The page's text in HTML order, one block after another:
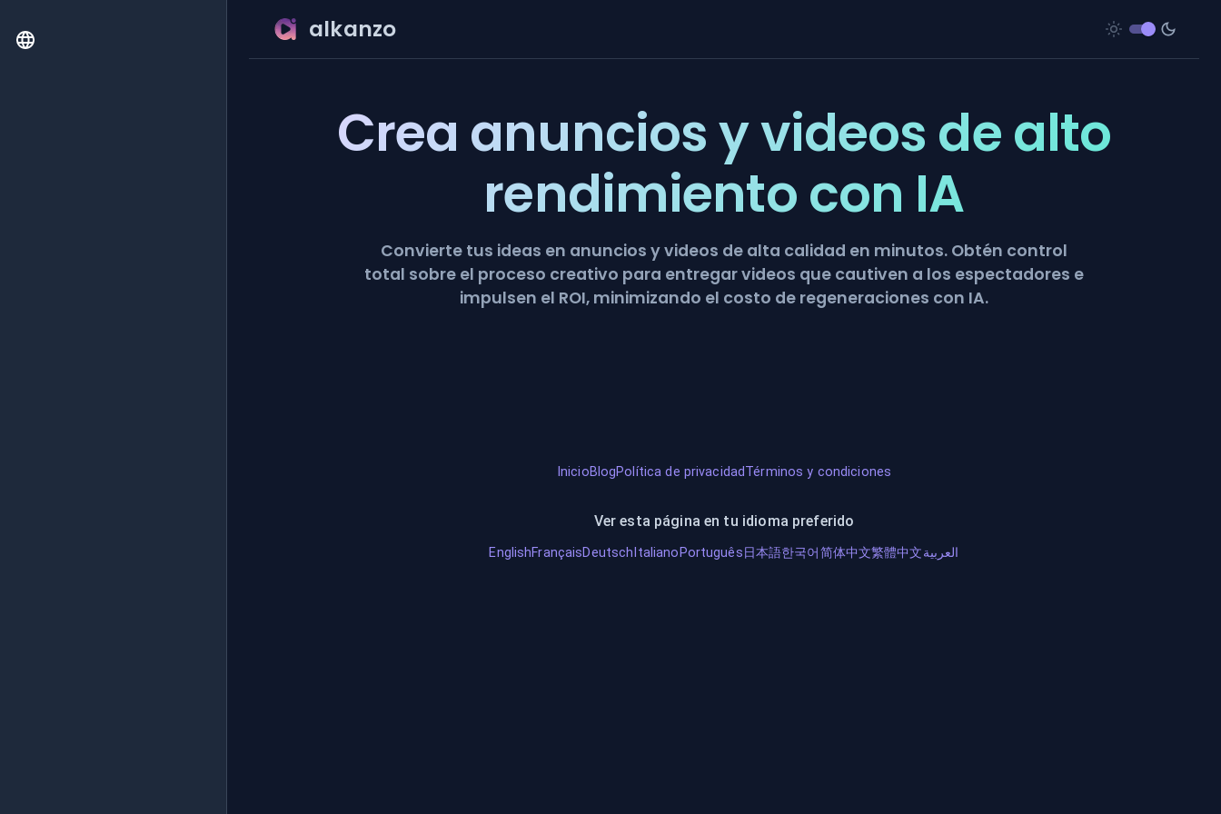
alkanzo
Crea anuncios y videos de alto
rendimiento con IA
Convierte tus ideas en anuncios y videos de alta calidad en minutos. Obtén control
total sobre el proceso creativo para entregar videos que cautiven a los espectadores e
impulsen el ROI, minimizando el costo de regeneraciones con IA.
InicioBlogPolítica de privacidadTérminos y condiciones
Ver esta página en tu idioma preferido
EnglishFrançaisDeutsch Italiano Português日本語한국어简体中文繁體中文العربية